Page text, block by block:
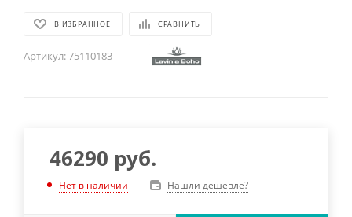
В ИЗБРАННОЕ СРАВНИТЬ
Артикул:75110183
46290 руб.
Нет в наличии Нашли дешевле?